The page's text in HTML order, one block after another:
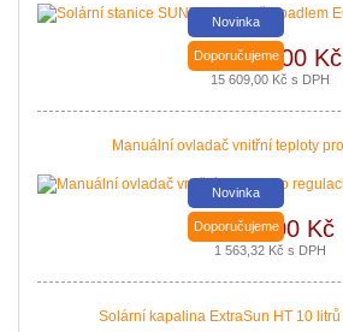
Nová zelená úsporám a Kotlíkové dotace
|více zde ..
Novinka
Doporučujeme
12 900,00 Kč
15 609,00 Kč s DPH
Manuální ovladač vnitřní teploty
Novinka
Doporučujeme
1 292,00 Kč
1 563,32 Kč s DPH
Solární kapalina ExtraSun HT 10 litrů